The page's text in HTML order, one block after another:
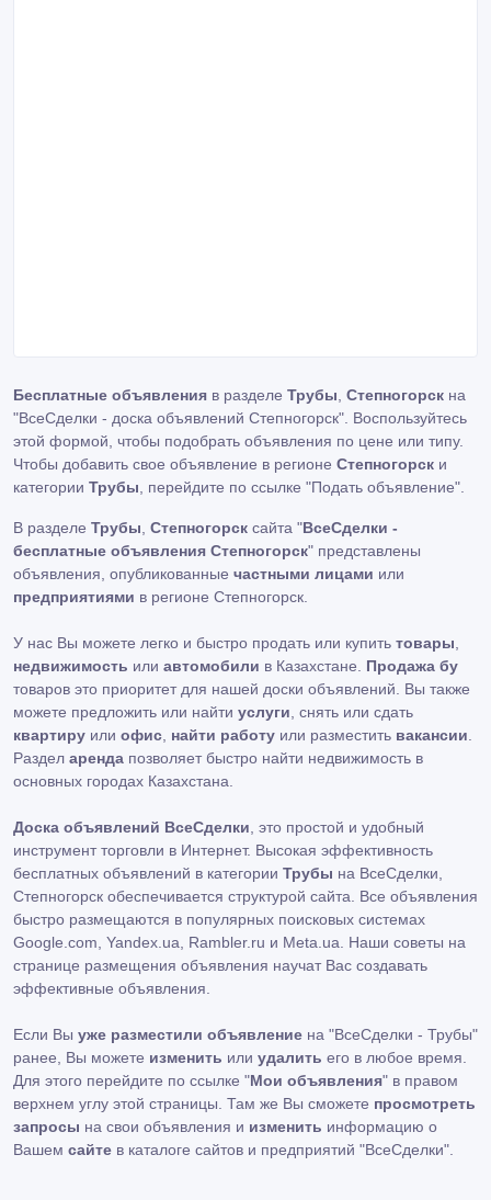
Бесплатные объявления в разделе Трубы Степногорск на
"ВсеСделки - доска объявлений Степногорск". Воспользуйтесь
этой формой, чтобы подобрать объявления по цене или типу.
Чтобы добавить свое объявление в регионе Степногорск и
категории Трубы , перейдите по ссылке "Подать объявление"
В разделе Трубы Степногорск сайта "ВсеСделки -
бесплатные объявления Степногорск" представлены
объявления, опубликованные частными лицами или
предприятиями в регионе Степногорск.
У нас Вы можете легко и быстро продать или купить товары
недвижимость или автомобили в Казахстане. Продажа бу
товаров это приоритет для нашей доски объявлений. Вы также
можете предложить или найти услуги , снять или сдать
квартиру или офис найти работу или разместить вакансии
Раздел аренда позволяет быстро найти недвижимость в
основных городах Казахстана.
Доска объявлений ВсеСделки , это простой и удобный
инструмент торговли в Интернет. Высокая эффективность
бесплатных объявлений в категории Трубы на ВсеСделки,
Степногорск обеспечивается структурой сайта. Все объявления
быстро размещаются в популярных поисковых системах
Google.com, Yandex.ua, Rambler.ru и Meta.ua. Наши советы на
странице размещения объявления научат Вас создавать
эффективные объявления.
Если Вы уже разместили объявление на "ВсеСделки - Трубы"
ранее, Вы можете изменить или удалить его в любое время.
Для этого перейдите по ссылке "Мои объявления" в правом
верхнем углу этой страницы. Там же Вы сможете просмотреть
запросы на свои объявления и изменить информацию о
Вашем сайте в каталоге сайтов и предприятий "ВсеСделки".